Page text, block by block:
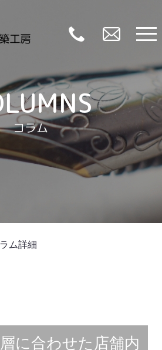
コラム
ム詳細
に合わせた店舗内